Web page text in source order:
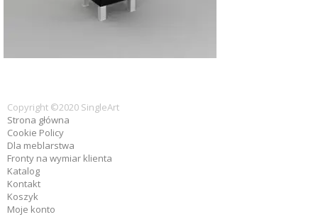
Copyright ©2020 SingleArt
Strona główna
Cookie Policy
Dla meblarstwa
Fronty na wymiar klienta
Katalog
Kontakt
Koszyk
Moje konto